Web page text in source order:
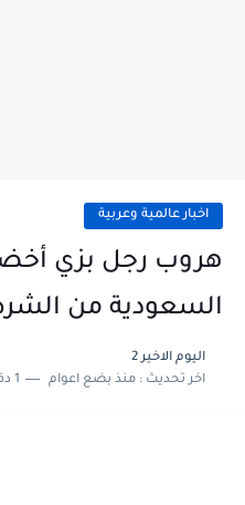
اخبار عالمية وعربية
هروب رجل بزي
السعودية من
اليوم الاخير 2
اخر تحديث :منذ بضع اعوام 1 دقائق للقراءة